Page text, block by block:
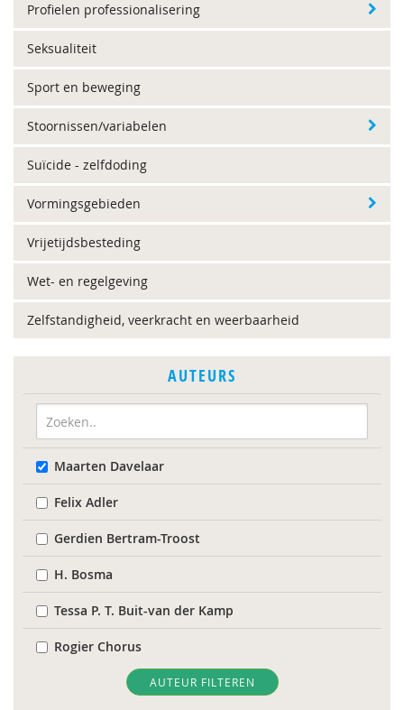
Profielen professionalisering
Seksualiteit
Sport en beweging
Stoornissen/variabelen
Suïcide - zelfdoding
Vormingsgebieden
Vrijetijdsbesteding
Wet- en regelgeving
Zelfstandigheid, veerkracht en weerbaarheid
AUTEURS
Maarten Davelaar
Felix Adler
Gerdien Bertram-Troost
H. Bosma
Tessa P. T. Buit-van der Kamp
Rogier Chorus
AUTEUR FILTEREN